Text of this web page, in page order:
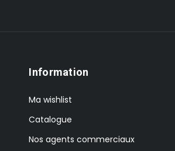
Information
Ma wishlist
Catalogue
Nos agents commerciaux